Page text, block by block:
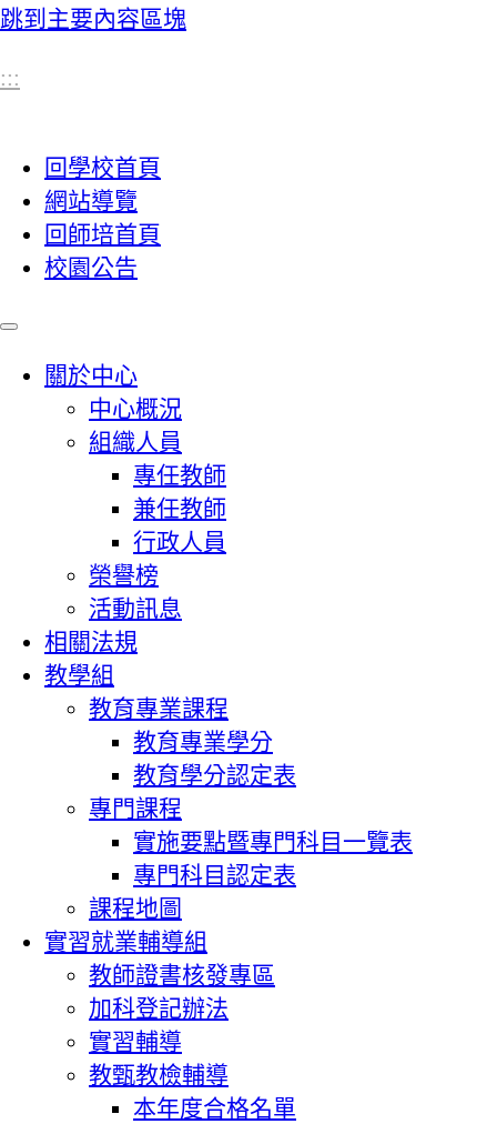
跳到主要內容區塊
:::
回學校首頁
網站導覽
回師培首頁
校園公告
關於中心
中心概況
組織人員
專任教師
兼任教師
行政人員
榮譽榜
活動訊息
相關法規
教學組
教育專業課程
教育專業學分
教育學分認定表
專門課程
實施要點暨專門科目一覽表
專門科目認定表
課程地圖
實習就業輔導組
教師證書核發專區
加科登記辦法
實習輔導
教甄教檢輔導
本年度合格名單